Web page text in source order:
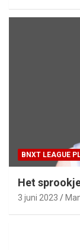
BNXT LEAGUE
Het
3 juni 2023